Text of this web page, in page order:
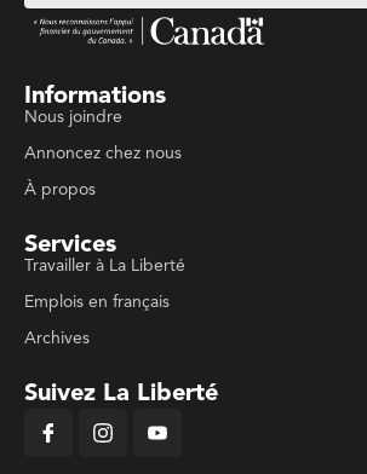
Informations
Nous joindre
Annoncez chez nous
À propos
Services
Travailler à La Liberté
Emplois en français
Archives
Suivez La Liberté